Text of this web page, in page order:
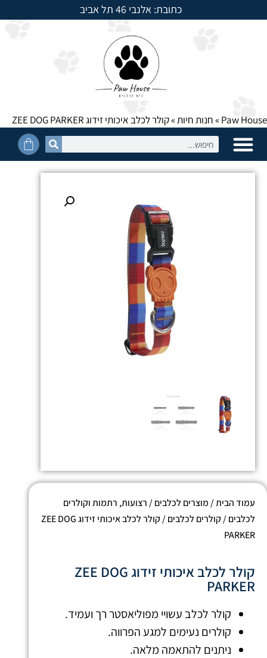
כתובת: אלנבי 46 תל אביב
למשלוחים חייגו: 054-5950525
Paw House
»חנות חיות»קולר לכלב איכותי זידוג ZEE DOG PARKER
עמוד הבית/ מוצרים לכלבים/ רצועות, רתמות וקולרים
לכלבים/קולרים לכלבים
/ קולר לכלב איכותי זידוג ZEE DOG
PARKER
קולר לכלב איכותי זידוג ZEE DOG
PARKER
קולר לכלב עשויי מפוליאסטר רך ועמיד.
קולרים נעימים למגע הפרווה.
ניתנים להתאמה מלאה.